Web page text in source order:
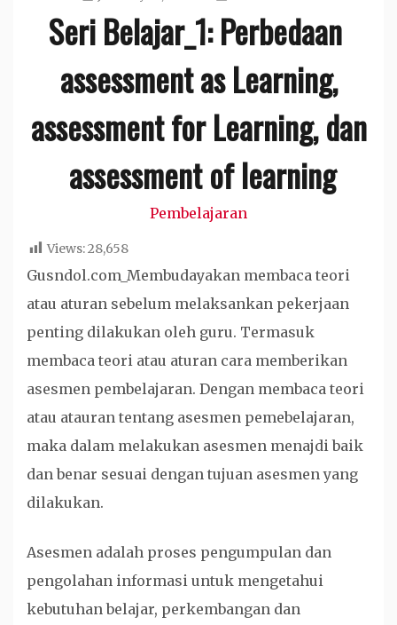
Seri Belajar_1: Perbedaan
assessment as Learning,
assessment for Learning, dan
assessment of learning
Pembelajaran
Views:28,658
Gusndol.com_Membudayakan membaca teori
atau aturan sebelum melaksankan pekerjaan
penting dilakukan oleh guru. Termasuk
membaca teori atau aturan cara memberikan
asesmen pembelajaran. Dengan membaca teori
atau atauran tentang asesmen pemebelajaran,
maka dalam melakukan asesmen menajdi baik
dan benar sesuai dengan tujuan asesmen yang
dilakukan.
Asesmen adalah proses pengumpulan dan
pengolahan informasi untuk mengetahui
kebutuhan belajar, perkembangan dan